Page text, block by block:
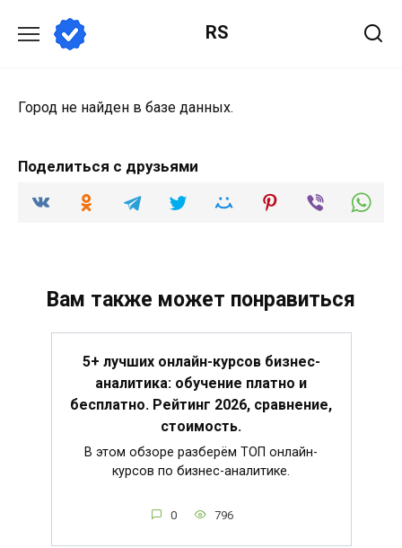
содержанию
RS
Город не найден в базе данных.
Поделиться с друзьями
Вам также может понравиться
5+ лучших онлайн-курсов бизнес-
аналитика: обучение платно и
бесплатно. Рейтинг 2026, сравнение,
стоимость.
В этом обзоре разберём ТОП онлайн-
курсов по бизнес-аналитике.
0 796